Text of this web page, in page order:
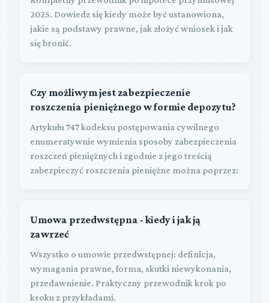
2025. Dowiedz się kiedy może być ustanowiona,
jakie są podstawy prawne, jak złożyć wniosek i jak
się bronić.
Czy możliwym jest zabezpieczenie
roszczenia pieniężnego w formie depozytu?
Artykułu 747 kodeksu postępowania cywilnego
enumeratywnie wymienia sposoby zabezpieczenia
roszczeń pieniężnych i zgodnie z jego treścią
zabezpieczyć roszczenia pieniężne można poprzez:
Umowa przedwstępna - kiedy i jak ją
zawrzeć
Wszystko o umowie przedwstępnej: definicja,
wymagania prawne, forma, skutki niewykonania,
przedawnienie. Praktyczny przewodnik krok po
kroku z przykładami.